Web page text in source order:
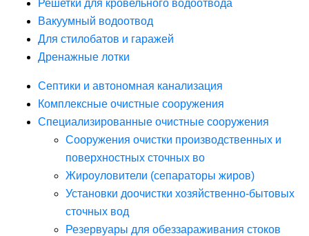
Решетки для кровельного водоотвода
Вакуумный водоотвод
Для стилобатов и гаражей
Дренажные лотки
Септики и автономная канализация
Комплексные очистные сооружения
Специализированные очистные сооружения
Сооружения очистки производственных и
поверхностных сточных во
Жироуловители (сепараторы жиров)
Установки доочистки хозяйственно-бытовых
сточных вод
Резервуары для обеззараживания стоков